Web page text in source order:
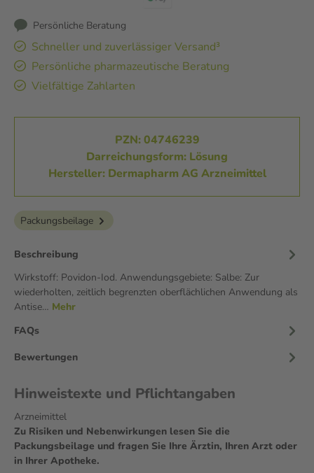
Persönliche Beratung
Schneller und zuverlässiger Versand³
Persönliche pharmazeutische Beratung
Vielfältige Zahlarten
PZN: 04746239
Darreichungsform: Lösung
Hersteller: Dermapharm AG Arzneimittel
Packungsbeilage
Beschreibung
Wirkstoff: Povidon-Iod. Anwendungsgebiete: Salbe: Zur
wiederholten, zeitlich begrenzten oberflächlichen Anwendung als
Antise… Mehr
FAQs
Bewertungen
Hinweistexte und Pflichtangaben
Arzneimittel
Zu Risiken und Nebenwirkungen lesen Sie die
Packungsbeilage und fragen Sie Ihre Ärztin, Ihren Arzt oder
in Ihrer Apotheke.